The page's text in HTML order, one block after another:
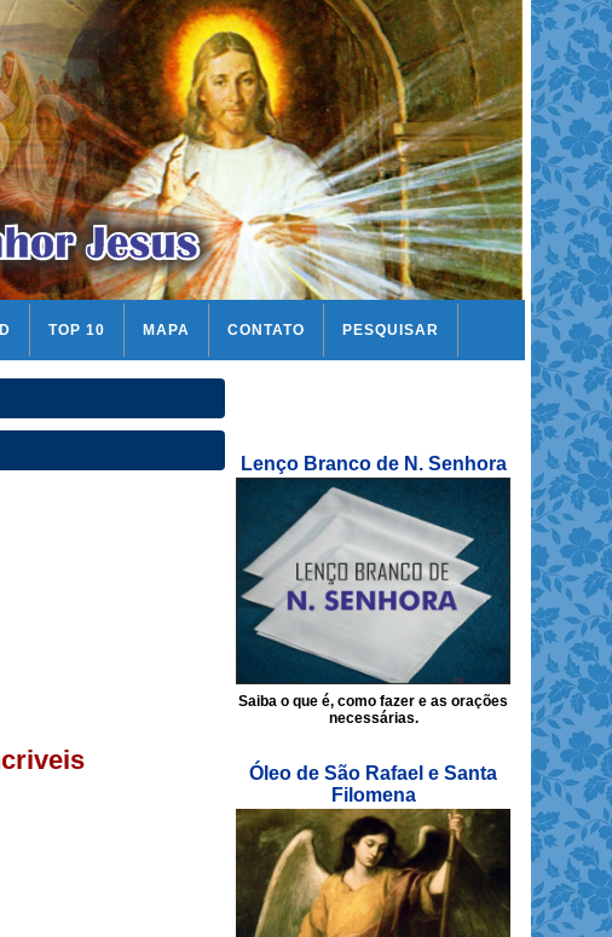
TOP 10 MAPA CONTATO PESQUISAR
Lenço Branco de N. Senhora
Saiba o que é, como fazer e as orações
necessárias.
Óleo de São Rafael e Santa
Filomena